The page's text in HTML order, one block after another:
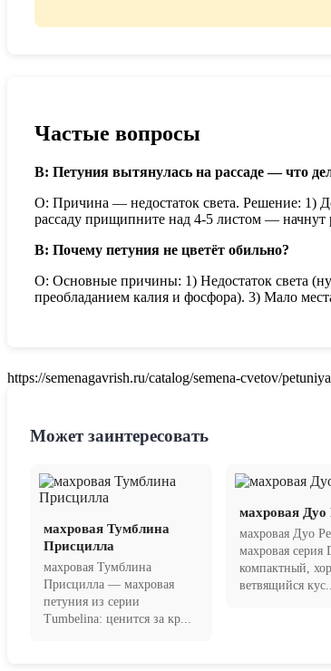
Частые вопросы
В: Петуния вытянулась на рассаде — что
О: Причина — недостаток света. Решение: 1)
рассаду прищипните над 4-5 листом — начнут
В: Почему петуния не цветёт обильно?
О: Основные причины: 1) Недостаток света
преобладанием калия и фосфора). 3) Мало
https://semenagavrish.ru/catalog/semena-cvetov/
Может заинтересовать
махровая Тумблина
Присцилла
махровая Тумблина
Присцилла — махровая
петуния из серии
Tumbelina: ценится за кр...
махровая Дуо
махровая Дуо
махровая серия
компактный,
ветвящийся